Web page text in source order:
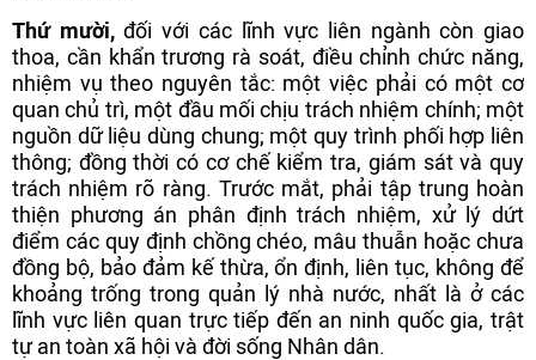
Thứ mười,đối với các lĩnh vực liên ngành còn giao
thoa, cần khẩn trương rà soát, điều chỉnh chức năng,
nhiệm vụ theo nguyên tắc: một việc phải có một cơ
quan chủ trì, một đầu mối chịu trách nhiệm chính; một
nguồn dữ liệu dùng chung; một quy trình phối hợp liên
thông; đồng thời có cơ chế kiểm tra, giám sát và quy
trách nhiệm rõ ràng. Trước mắt, phải tập trung hoàn
thiện phương án phân định trách nhiệm, xử lý dứt
điểm các quy định chồng chéo, mâu thuẫn hoặc chưa
đồng bộ, bảo đảm kế thừa, ổn định, liên tục, không để
khoảng trống trong quản lý nhà nước, nhất là ở các
lĩnh vực liên quan trực tiếp đến an ninh quốc gia, trật
tự an toàn xã hội và đời sống Nhân dân.